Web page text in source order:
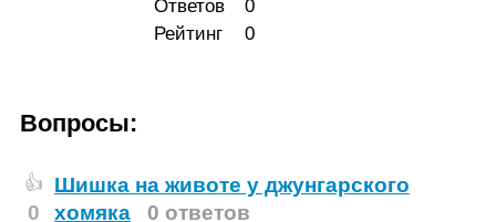
Ответов
0
Рейтинг
0
Вопросы:
👍
0
Шишка на животе у джунгарского
хомяка
0 ответов